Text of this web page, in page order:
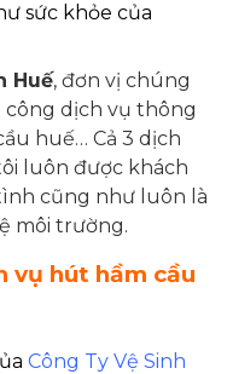
sức khỏe của
Huế, đơn vị chúng
công dịch vụ thông
huế… Cả 3 dịch
luôn được khách
cũng như luôn là
môi trường.
vụ hút hầm cầu
Công Ty Vệ Sinh